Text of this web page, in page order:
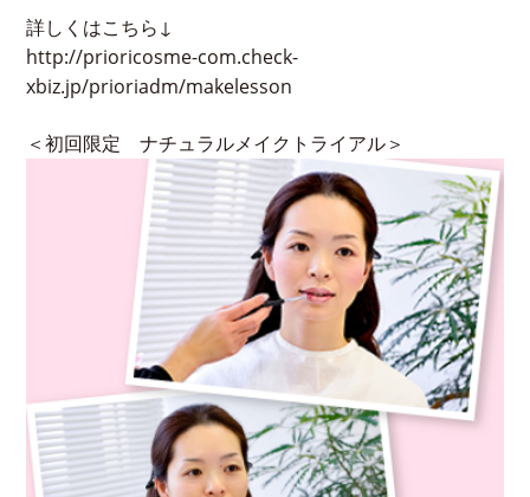
詳しくはこちら↓
http://prioricosme-com.check-
xbiz.jp/prioriadm/makelesson
＜初回限定 ナチュラルメイクトライアル＞